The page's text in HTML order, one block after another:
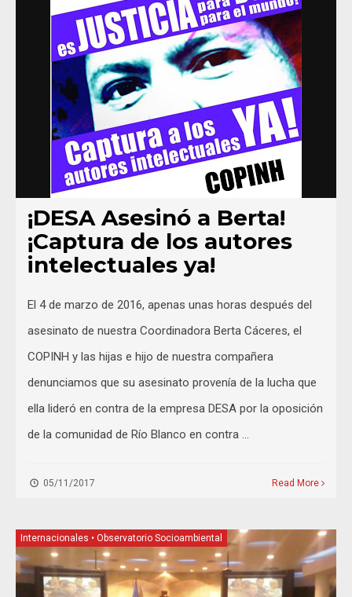
¡DESA Asesinó a Berta!
¡Captura de los autores
intelectuales ya!
El 4 de marzo de 2016, apenas unas horas después del
asesinato de nuestra Coordinadora Berta Cáceres, el
COPINH y las hijas e hijo de nuestra compañera
denunciamos que su asesinato provenía de la lucha que
ella lideró en contra de la empresa DESA por la oposición
de la comunidad de Río Blanco en contra …
05/11/2017 Read More
Internacionales • Observatorio Socioambiental